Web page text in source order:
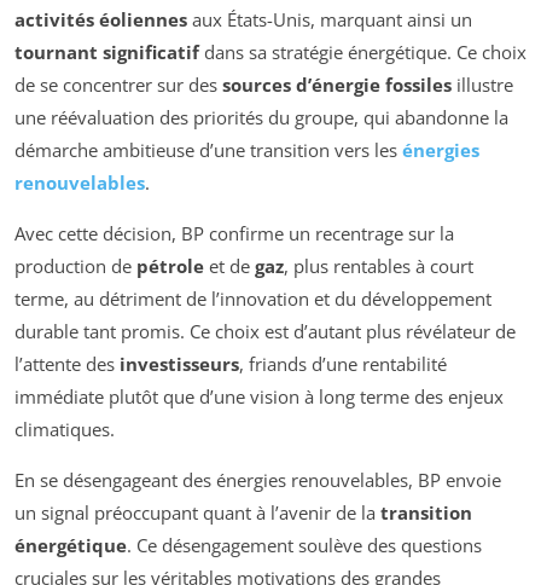
activités éoliennes aux États-Unis, marquant ainsi un
tournant significatifdans sa stratégie énergétique. Ce choix
de se concentrer sur des sources d’énergie fossiles illustre
une réévaluation des priorités du groupe, qui abandonne la
démarche ambitieuse d’une transition vers les énergies
renouvelables.
Avec cette décision, BP confirme un recentrage sur la
production de pétrole et de gaz, plus rentables à court
terme, au détriment de l’innovation et du développement
durable tant promis. Ce choix est d’autant plus révélateur de
l’attente des investisseurs, friands d’une rentabilité
immédiate plutôt que d’une vision à long terme des enjeux
climatiques.
En se désengageant des énergies renouvelables, BP envoie
un signal préoccupant quant à l’avenir de la transition
énergétique. Ce désengagement soulève des questions
cruciales sur les véritables motivations des grandes